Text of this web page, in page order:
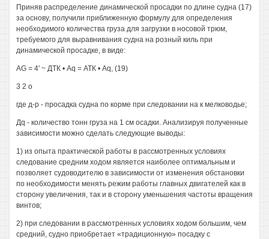
Приняв распределение динамической просадки по длине судна (17)
за основу, получили приближенную формулу для определения
необходимого количества груза для загрузки в носовой трюм,
требуемого для выравнивания судна на розный киль при
динамической просадке, в виде:
AG = 4' ~ ДТК • Aq = АТК • Aq, (19)
3 2 о
где д-р - просадка судна по корме при следовании на к мелководье;
Дq - количество тонн груза на 1 см осадки. Анализируя полученные
зависимости можно сделать следующие выводы:
1) из опыта практической работы в рассмотренных условиях
следование средним ходом является наиболее оптимальным и
позволяет судоводителю в зависимости от изменения обстановки
по необходимости менять режим работы главных двигателей как в
сторону увеличения, так и в сторону уменьшения частоты вращения
винтов;
2) при следовании в рассмотренных условиях ходом большим, чем
средний, судно приобретает «традиционную» посадку с